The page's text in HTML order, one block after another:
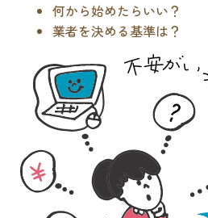
何から始めたらいい？
業者を決める基準は？